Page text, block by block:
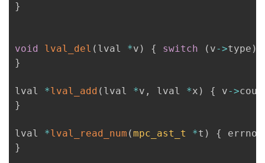
}
void lval_del ( lval *v ) { switch ( v->type )
}
lval *lval_add ( lval *v , lval *x ) { v->
}
lval *lval_read_num (mpc_ast_t *t ) { errno
}